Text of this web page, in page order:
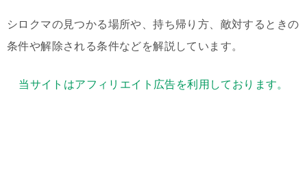
シロクマの見つかる場所や、持ち帰り方、敵対するときの
条件や解除される条件などを解説しています。
当サイトはアフィリエイト広告を利用しております。